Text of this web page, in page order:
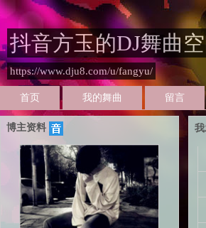
抖音方玉的DJ舞曲
https://www.dju8.com/u/fangyu/
首页 我的舞曲 留言
博主资料